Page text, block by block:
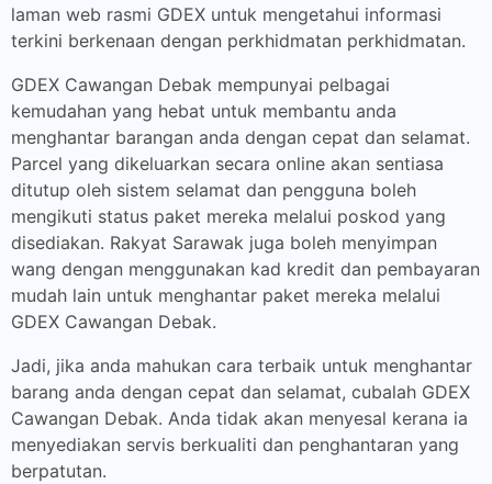
laman web rasmi GDEX untuk mengetahui informasi
terkini berkenaan dengan perkhidmatan perkhidmatan.
GDEX Cawangan Debak mempunyai pelbagai
kemudahan yang hebat untuk membantu anda
menghantar barangan anda dengan cepat dan selamat.
Parcel yang dikeluarkan secara online akan sentiasa
ditutup oleh sistem selamat dan pengguna boleh
mengikuti status paket mereka melalui poskod yang
disediakan. Rakyat Sarawak juga boleh menyimpan
wang dengan menggunakan kad kredit dan pembayaran
mudah lain untuk menghantar paket mereka melalui
GDEX Cawangan Debak.
Jadi, jika anda mahukan cara terbaik untuk menghantar
barang anda dengan cepat dan selamat, cubalah GDEX
Cawangan Debak. Anda tidak akan menyesal kerana ia
menyediakan servis berkualiti dan penghantaran yang
berpatutan.